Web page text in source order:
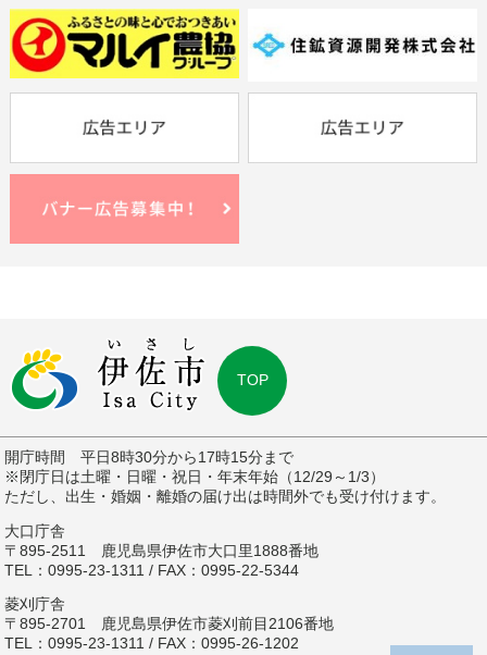
TOP
開庁時間 平日8時30分から17時15分まで
※閉庁日は土曜・日曜・祝日・年末年始（12/29～1/3）
ただし、出生・婚姻・離婚の届け出は時間外でも受け付けます。
大口庁舎
〒895-2511 鹿児島県伊佐市大口里1888番地
TEL：0995-23-1311 / FAX：0995-22-5344
菱刈庁舎
〒895-2701 鹿児島県伊佐市菱刈前目2106番地
TEL：0995-23-1311 / FAX：0995-26-1202